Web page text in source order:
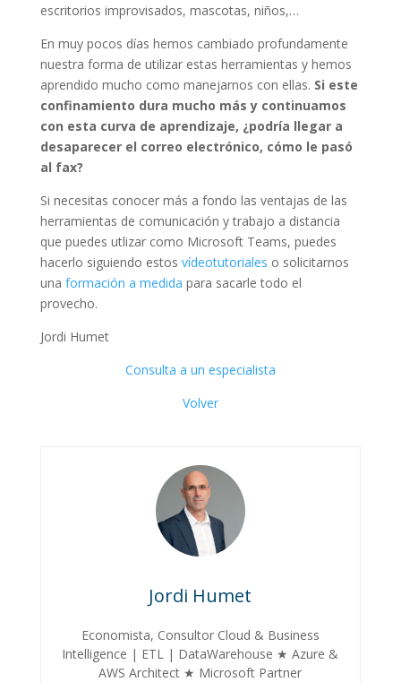
escritorios improvisados, mascotas, niños,…
En muy pocos días hemos cambiado profundamente
nuestra forma de utilizar estas herramientas y hemos
aprendido mucho como manejarnos con ellas. Si este
confinamiento dura mucho más y continuamos
con esta curva de aprendizaje, ¿podría llegar a
desaparecer el correo electrónico, cómo le pasó
al fax?
Si necesitas conocer más a fondo las ventajas de las
herramientas de comunicación y trabajo a distancia
que puedes utlizar como Microsoft Teams, puedes
hacerlo siguiendo estos vídeotutoriales o solicitarnos
una formación a medida para sacarle todo el
provecho.
Jordi Humet
Consulta a un especialista
Volver
Jordi Humet
Economista, Consultor Cloud & Business
Intelligence | ETL | DataWarehouse ★ Azure &
AWS Architect ★ Microsoft Partner